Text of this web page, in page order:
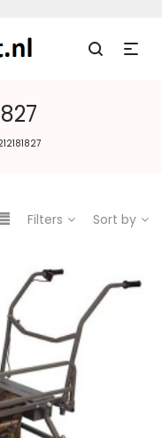
Filters Sort by